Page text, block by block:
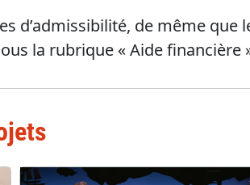
d’admissibilité, de même
la rubrique « Aide financière